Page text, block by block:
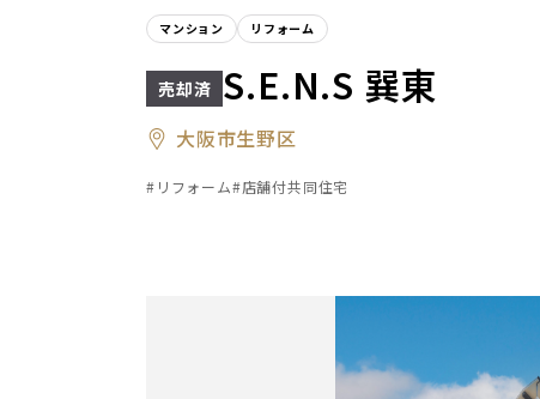
マンション リフォーム
S.E.N.S 巽東
大阪市生野区
#リフォーム#店舗付共同住宅